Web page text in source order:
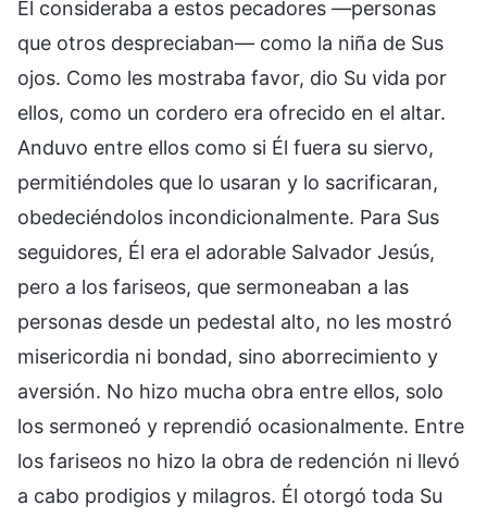
Él consideraba a estos pecadores —personas
que otros despreciaban— como la niña de Sus
ojos. Como les mostraba favor, dio Su vida por
ellos, como un cordero era ofrecido en el altar.
Anduvo entre ellos como si Él fuera su siervo,
permitiéndoles que lo usaran y lo sacrificaran,
obedeciéndolos incondicionalmente. Para Sus
seguidores, Él era el adorable Salvador Jesús,
pero a los fariseos, que sermoneaban a las
personas desde un pedestal alto, no les mostró
misericordia ni bondad, sino aborrecimiento y
aversión. No hizo mucha obra entre ellos, solo
los sermoneó y reprendió ocasionalmente. Entre
los fariseos no hizo la obra de redención ni llevó
a cabo prodigios y milagros. Él otorgó toda Su